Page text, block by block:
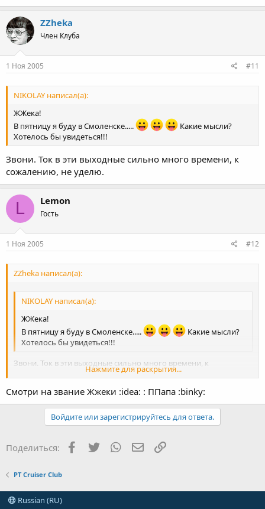
ZZheka
Член Клуба
1 Ноя 2005 #11
NIKOLAY написал(а):
ЖЖека!
В пятницу я буду в Смоленске.....
Какие мысли?
Хотелось бы увидеться!!!
Звони. Ток в эти выходные сильно много времени, к
сожалению, не уделю.
L Lemon
Гость
1 Ноя 2005 #12
ZZheka написал(а):
NIKOLAY написал(а):
ЖЖека!
В пятницу я буду в Смоленске.....
Какие мысли?
Хотелось бы увидеться!!!
Нажмите для раскрытия...
Звони. Ток в эти выходные сильно много времени, к
сожалению, не уделю.Нажмите для раскрытия...
Смотри на звание Жжеки :idea: : ППапа :binky:
Войдите или зарегистрируйтесь для ответа.
Поделиться: Facebook
TwitterWhatsAppЭлектронная почта
Ссылка
PT Cruiser Club
Russian (RU)